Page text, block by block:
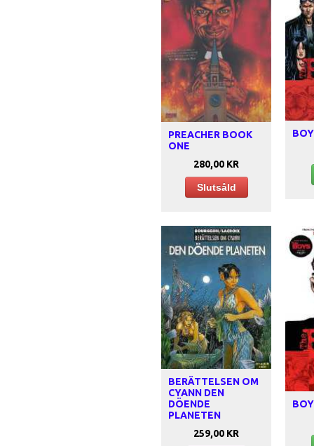
PREACHER BOOK
ONE
280,00 KR
Slutsåld
BERÄTTELSEN OM
CYANN DEN
DÖENDE
PLANETEN
259,00 KR